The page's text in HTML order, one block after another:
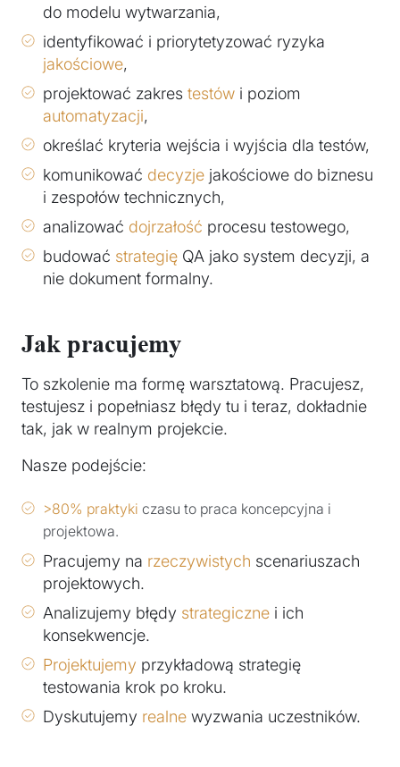
do modelu wytwarzania,
identyfikować i priorytetyzować ryzyka
jakościowe,
projektować zakres testów i poziom
automatyzacji,
określać kryteria wejścia i wyjścia dla testów,
komunikować decyzje jakościowe do biznesu
i zespołów technicznych,
analizować dojrzałość procesu testowego,
budować strategię QA jako system decyzji, a
nie dokument formalny.
Jak pracujemy
To szkolenie ma formę warsztatową. Pracujesz,
testujesz i popełniasz błędy tu i teraz, dokładnie
tak, jak w realnym projekcie.
Nasze podejście:
>80% praktyki czasu to praca koncepcyjna i
projektowa.
Pracujemy na rzeczywistych scenariuszach
projektowych.
Analizujemy błędy strategiczne i ich
konsekwencje.
Projektujemy przykładową strategię
testowania krok po kroku.
Dyskutujemy realne wyzwania uczestników.